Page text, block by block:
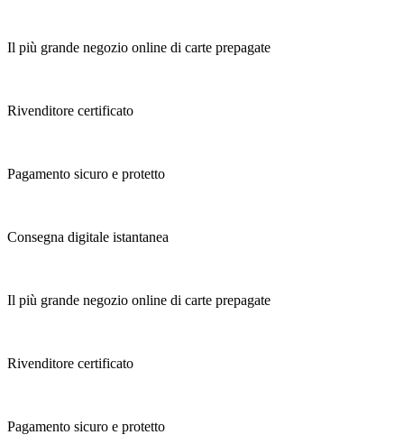
Il più grande negozio online di carte prepagate
Rivenditore certificato
Pagamento sicuro e protetto
Consegna digitale istantanea
Il più grande negozio online di carte prepagate
Rivenditore certificato
Pagamento sicuro e protetto